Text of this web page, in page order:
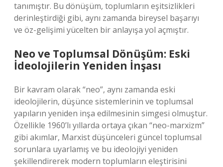
tanımıştır. Bu dönüşüm, toplumların eşitsizlikleri
derinleştirdiği gibi, aynı zamanda bireysel başarıyı
ve öz-gelişimi yücelten bir anlayışa yol açmıştır.
Neo ve Toplumsal Dönüşüm: Eski
İdeolojilerin Yeniden İnşası
Bir kavram olarak “neo”, aynı zamanda eski
ideolojilerin, düşünce sistemlerinin ve toplumsal
yapıların yeniden inşa edilmesinin simgesi olmuştur.
Özellikle 1960’lı yıllarda ortaya çıkan “neo-marxizm”
gibi akımlar, Marxist düşünceleri güncel toplumsal
sorunlara uyarlamış ve bu ideolojiyi yeniden
şekillendirerek modern toplumların eleştirisini